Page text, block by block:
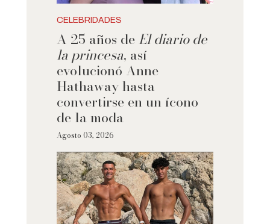
CELEBRIDADES
A 25 años de El diario de
la princesa, así
evolucionó Anne
Hathaway hasta
convertirse en un ícono
de la moda
Agosto 03, 2026